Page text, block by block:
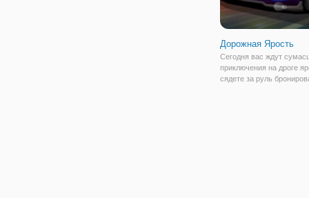
Дорожная Ярость
Сегодня вас ждут
приключения на дроге
сядете за руль